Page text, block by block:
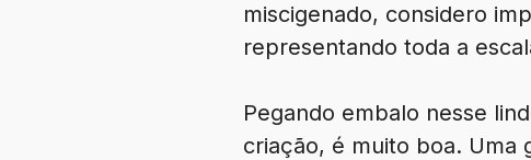
miscigenado, considero
representando toda a
Pegando embalo nesse
criação, é muito boa. Uma